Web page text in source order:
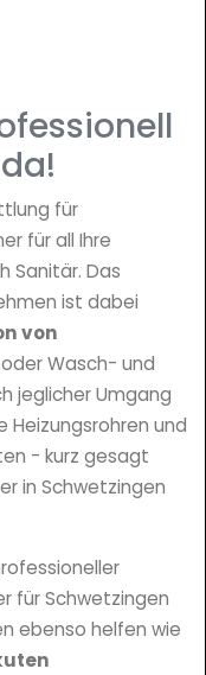
für
für all Ihre
Sanitär. Das
ist dabei
von
Wasch- und
jeglicher Umgang
Heizungsrohren und
- kurz gesagt
in Schwetzingen
für Schwetzingen
ebenso helfen wie